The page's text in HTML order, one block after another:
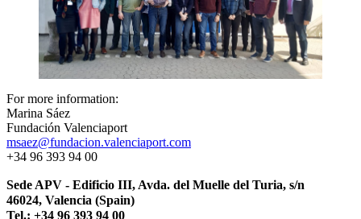
For more information:
Marina Sáez
Fundación Valenciaport
msaez@fundacion.valenciaport.com
+34 96 393 94 00
Sede APV - Edificio III, Avda. del Muelle del Turia, s/n
46024, Valencia (Spain)
Tel.: +34 96 393 94 00